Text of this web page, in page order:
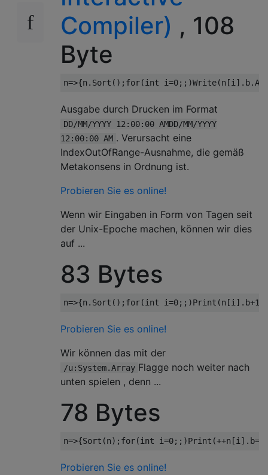
Compiler) , 108
Byte
n=>{n . Sort (); for(int i=0;;)Write(n [i ]. b.
Ausgabe durch Drucken im Format
DD/MM/YYYY 12:00:00 AMDD/MM/YYYY
12:00:00 AM . Verursacht eine
IndexOutOfRange-Ausnahme, die gemäß
Metakonsens in Ordnung ist.
Probieren Sie es online!
Wenn wir Eingaben in Form von Tagen seit
der Unix-Epoche machen, können wir dies
auf ...
83 Bytes
n=>{n . Sort (); for(int i=0;;)Print (n [i ]. b+1
Probieren Sie es online!
Wir können das mit der
/u:System.Array Flagge noch weiter nach
unten spielen , denn ...
78 Bytes
n=>{Sort (n); for(int i=0;;)Print (++n [i ]. b==
Probieren Sie es online!